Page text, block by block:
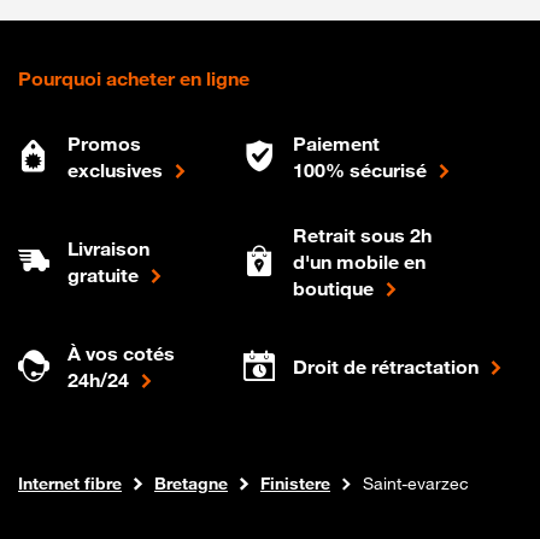
Pourquoi acheter en ligne
Promos
exclusives
Paiement
100% sécurisé
Livraison
gratuite
Retrait sous 2h
d'un mobile en
boutique
À vos cotés
24h/24
Droit de rétractation
Boutique Orange
Internet fibre Bretagne Finistere Saint-evarzec